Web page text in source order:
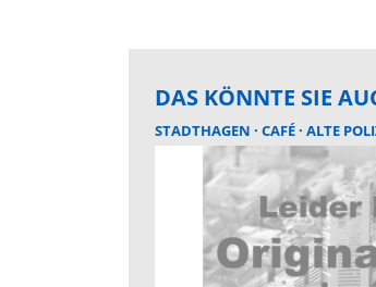
DAS KÖNNTE SIE
STADTHAGEN CAFÉ ALTE